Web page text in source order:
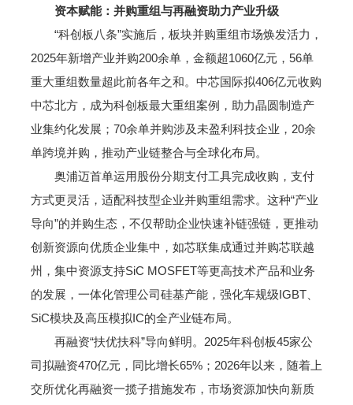
资本赋能：并购重组与再融资助力产业升级
“科创板八条”实施后，板块并购重组市场焕发活力，
2025年新增产业并购200余单，金额超1060亿元，56单
重大重组数量超此前各年之和。中芯国际拟406亿元收购
中芯北方，成为科创板最大重组案例，助力晶圆制造产
业集约化发展；70余单并购涉及未盈利科技企业，20余
单跨境并购，推动产业链整合与全球化布局。
奥浦迈首单运用股份分期支付工具完成收购，支付
方式更灵活，适配科技型企业并购重组需求。这种“产业
导向”的并购生态，不仅帮助企业快速补链强链，更推动
创新资源向优质企业集中，如芯联集成通过并购芯联越
州，集中资源支持SiC MOSFET等更高技术产品和业务
的发展，一体化管理公司硅基产能，强化车规级IGBT、
SiC模块及高压模拟IC的全产业链布局。
再融资“扶优扶科”导向鲜明。2025年科创板45家公
司拟融资470亿元，同比增长65%；2026年以来，随着上
交所优化再融资一揽子措施发布，市场资源加快向新质